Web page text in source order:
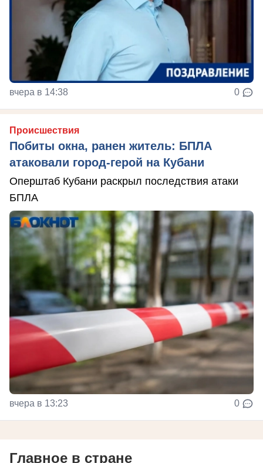
вчера в 14:38 0
Происшествия
Побиты окна, ранен житель: БПЛА
атаковали город-герой на Кубани
Оперштаб Кубани раскрыл последствия атаки
БПЛА
вчера в 13:23 0
Главное в стране